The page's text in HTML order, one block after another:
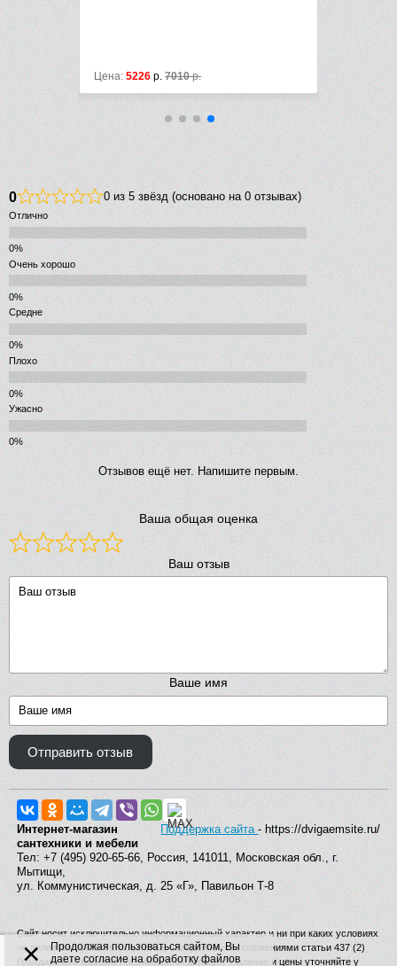
Цена: 5226 р. 7010р.
0 0 из 5 звёзд (основано на 0 отзывах)
Отлично
Очень хорошо
Средне
Плохо
Ужасно
Отзывов ещё нет. Напишите первым.
Ваша общая оценка
Ваш отзыв
Ваше имя
Отправить отзыв
Поддержка сайта- https://dvigaemsite.ru/
Интернет-магазин
сантехники и мебели
Тел: +7 (495) 920-65-66, Россия, 141011, Московская обл., г.
Мытищи,
ул. Коммунистическая, д. 25 «Г», Павильон Т-8
Сайт носит исключительно информационный характер и ни при каких условиях
не является публичной офертой, определяемой положениями статьи 437 (2)
Гражданского кодекса Российской Федерации. Наличие и цены уточняйте у
×
Продолжая пользоваться сайтом, Вы
даете согласие на обработку файлов